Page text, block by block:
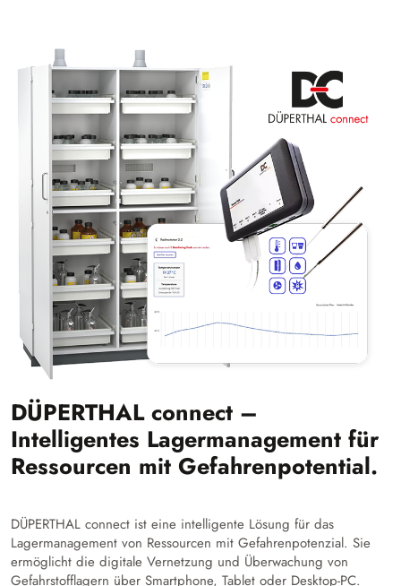
DÜPERTHAL connect –
Intelligentes Lagermanagement für
Ressourcen mit Gefahrenpotential.
DÜPERTHAL connect ist eine intelligente Lösung für das
Lagermanagement von Ressourcen mit Gefahrenpotenzial. Sie
ermöglicht die digitale Vernetzung und Überwachung von
Gefahrstofflagern über Smartphone, Tablet oder Desktop-PC.